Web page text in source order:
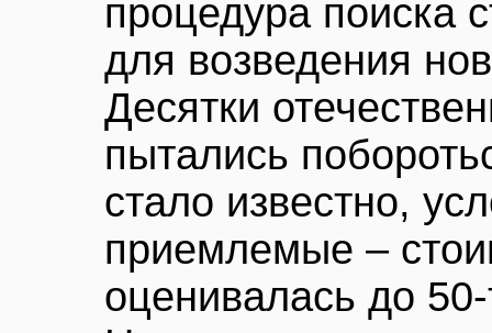
процедура поиска
для возведения
Десятки
пытались
стало известно,
приемлемые –
оценивалась до